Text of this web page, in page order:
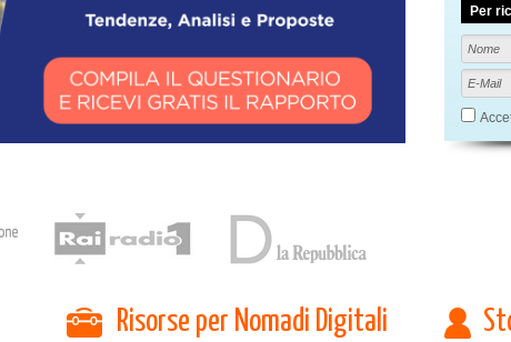
Per
Risorse per Nomadi Digitali